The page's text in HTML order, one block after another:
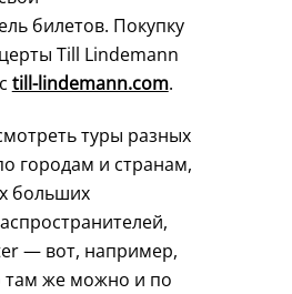
билетов. Покупку
Till Lindemann
till-lindemann.com.
туры разных
городам и странам,
больших
— вот, например,
там же можно и по